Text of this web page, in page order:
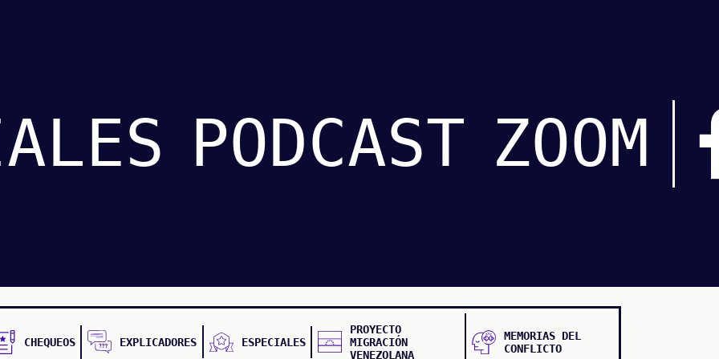
PODCAST ZOOM
CHEQUEOS EXPLICADORES ESPECIALES
PROYECTO
MIGRACIÓN
VENEZOLANA
MEMORIAS DEL
CONFLICTO